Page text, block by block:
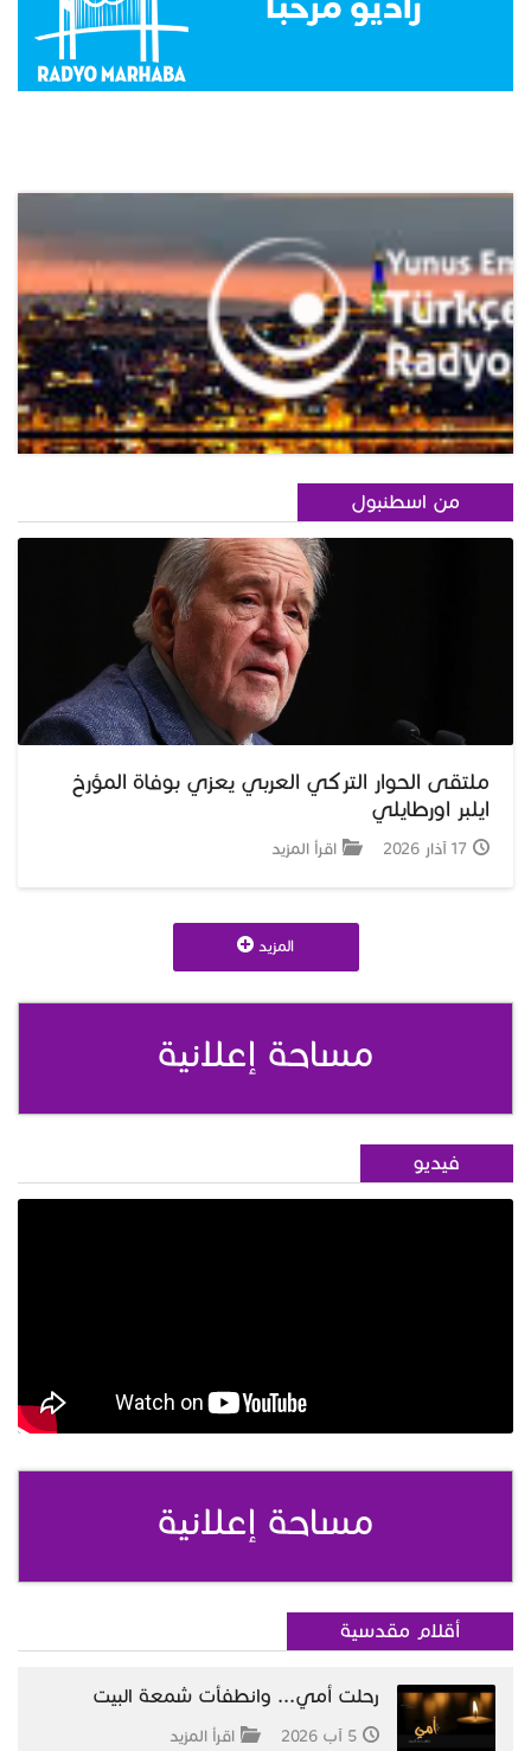
من اسطنبول
ملتقى الحوار التركي العربي يعزي بوفاة المؤرخ
ايلبر اورطايلي
17 آذار 2026 اقرأ المزيد
المزيد
مساحة إعلانية
فيديو
مساحة إعلانية
أقلام مقدسية
رحلت أمي... وانطفأت شمعة البيت
5 آب 2026 اقرأ المزيد